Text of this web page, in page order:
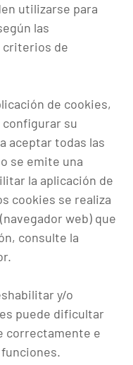
utilizarse para
las
criterios de
de cookies,
su
aceptar todas las
se emite una
la aplicación de
cookies se realiza
web) que
consulte la
y/o
puede dificultar
correctamente e